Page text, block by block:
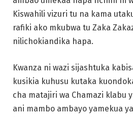
Kiswahili vizuri tu na kama
rafiki ako mkubwa tu Zaka
nilichokiandika hapa.
Kwanza ni wazi sijashtuka
kusikia kuhusu kutaka
cha matajiri wa Chamazi klabu
ani mambo ambayo yamekua